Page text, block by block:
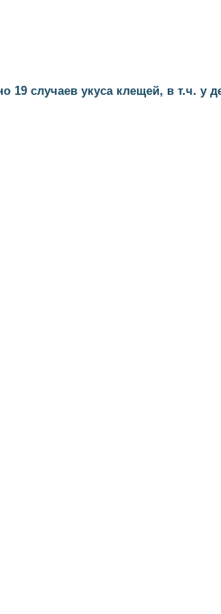
19 случаев укуса клещей, в т.ч. у